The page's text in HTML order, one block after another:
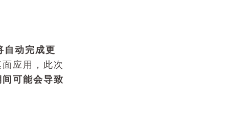
自动完成更
应用，此次
可能会导致